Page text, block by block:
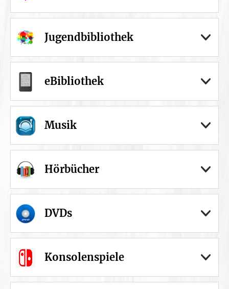
Jugendbibliothek
eBibliothek
Musik
Hörbücher
DVDs
Konsolenspiele